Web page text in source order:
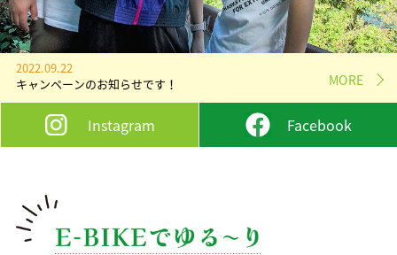
2022.09.22
キャンペーンのお知らせです！
MORE
Instagram Facebook